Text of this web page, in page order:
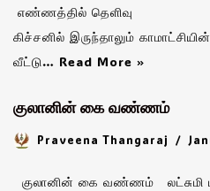
எண்ணத்தில்
கிச்சனில் இருந்தாலும்
வீட்டு… Read More »
குலானின் கை வண்ணம்
Praveena Thangaraj
குலானின் கை வண்ணம் லட்சுமி